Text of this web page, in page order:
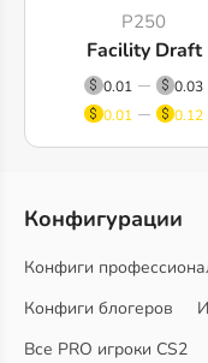
P250
Facility Draft
0.01
0.03
0.01
0.12
Конфигурации
Конфиги
Конфиги блогеров
Все PRO игроки CS2